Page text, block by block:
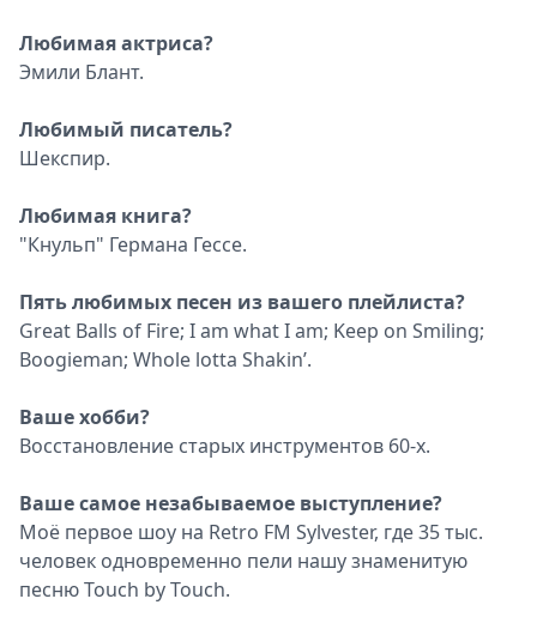
Любимая актриса?
Эмили Блант.
Любимый писатель?
Шекспир.
Любимая книга?
"Кнульп" Германа Гессе.
Пять любимых песен из вашего плейлиста?
Great Balls of Fire; I am what I am; Keep on Smiling;
Boogieman; Whole lotta Shakin’.
Ваше хобби?
Восстановление старых инструментов 60-х.
Ваше самое незабываемое выступление?
Моё первое шоу на Retro FM Sylvester, где 35 тыс.
человек одновременно пели нашу знаменитую
песню Touch by Touch.